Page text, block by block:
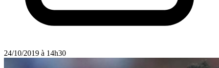
24/10/2019 à 14h30